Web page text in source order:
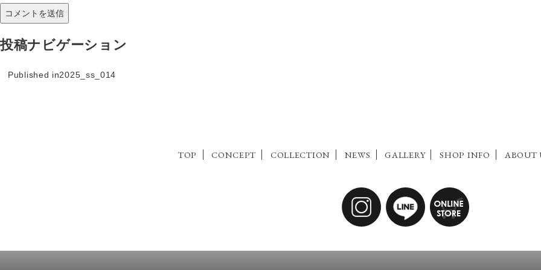
投稿ナビゲーション
Published in2025_ss_014
TOP CONCEPT COLLECTION NEWS GALLERY SHOP INFO ABOUT